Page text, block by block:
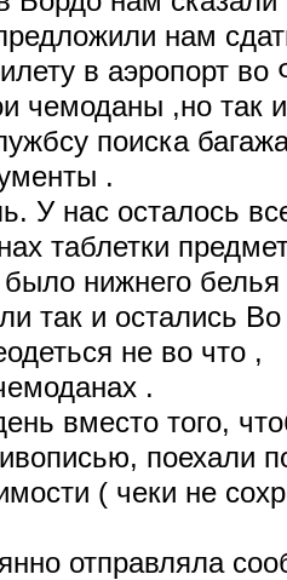
нам
в аэропорт
чемоданы ,но так
поиска
.
У нас осталось
таблетки
нижнего
так и остались
не во что ,
.
вместо того,
поехали
( чеки не
отправлялa